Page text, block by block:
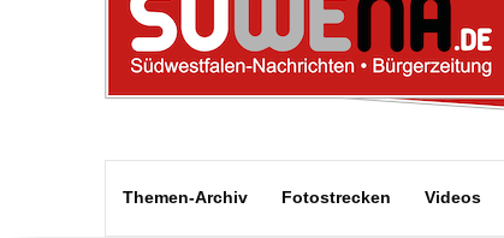
Themen-Archiv Fotostrecken Videos